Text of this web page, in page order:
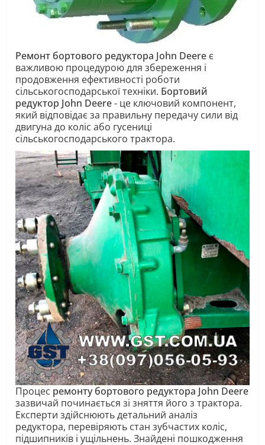
Ремонт бортового редуктора John Deere є
важливою процедурою для збереження і
продовження ефективності роботи
сільськогосподарської техніки. Бортовий
редуктор John Deere- це ключовий компонент,
який відповідає за правильну передачу сили від
двигуна до коліс або гусениці
сільськогосподарського трактора.
Процес ремонту бортового редуктора John Deere
зазвичай починається зі зняття його з трактора.
Експерти здійснюють детальний аналіз
редуктора, перевіряють стан зубчастих коліс,
підшипників і ущільнень. Знайдені пошкодження